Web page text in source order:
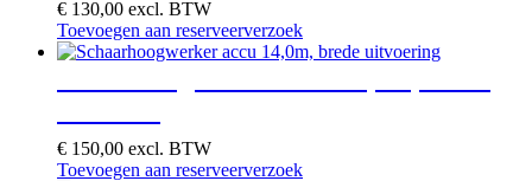
€ 130,00 excl. BTW
Toevoegen aan reserveerverzoek
€ 150,00 excl. BTW
Toevoegen aan reserveerverzoek